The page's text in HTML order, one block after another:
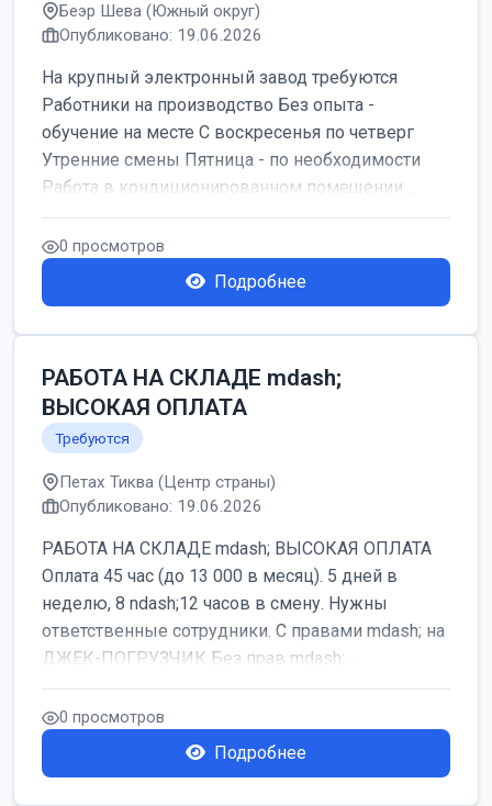
Беэр Шева (Южный округ)
Опубликовано: 19.06.2026
На крупный электронный завод требуются
Работники на производство Без опыта -
обучение на месте С воскресенья по четверг
Утренние смены Пятница - по необходимости
Работа в кондиционированном помещении ...
0 просмотров
Подробнее
РАБОТА НА СКЛАДЕ mdash;
ВЫСОКАЯ ОПЛАТА
Требуются
Петах Тиква (Центр страны)
Опубликовано: 19.06.2026
РАБОТА НА СКЛАДЕ mdash; ВЫСОКАЯ ОПЛАТА
Оплата 45 час (до 13 000 в месяц). 5 дней в
неделю, 8 ndash;12 часов в смену. Нужны
ответственные сотрудники. С правами mdash; на
ДЖЕК-ПОГРУЗЧИК Без прав mdash; ...
0 просмотров
Подробнее